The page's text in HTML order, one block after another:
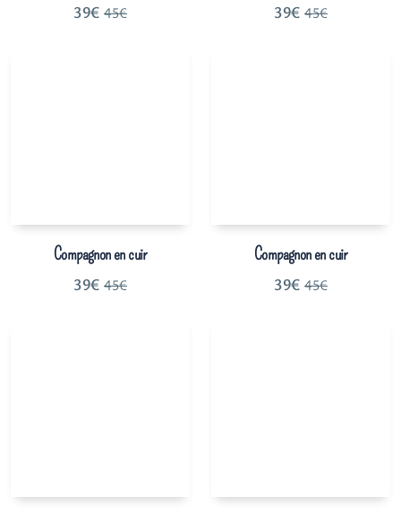
39€ 45€ 39€ 45€
Compagnon en cuir
39€ 45€
Compagnon en cuir
39€ 45€